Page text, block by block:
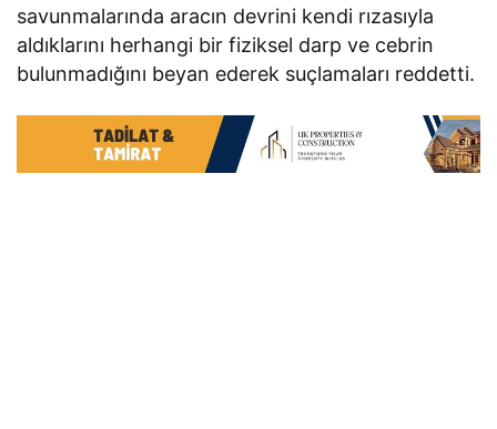
savunmalarında aracın devrini kendi rızasıyla
aldıklarını herhangi bir fiziksel darp ve cebrin
bulunmadığını beyan ederek suçlamaları reddetti.